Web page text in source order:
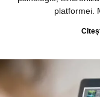
platformei.